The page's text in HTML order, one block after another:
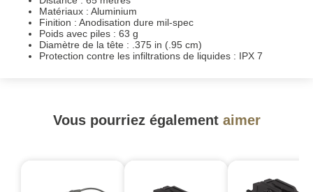
Matériaux : Aluminium
Finition : Anodisation dure mil-spec
Poids avec piles : 63 g
Diamètre de la tête : .375 in (.95 cm)
Protection contre les infiltrations de liquides : IPX 7
Vous pourriez également aimer